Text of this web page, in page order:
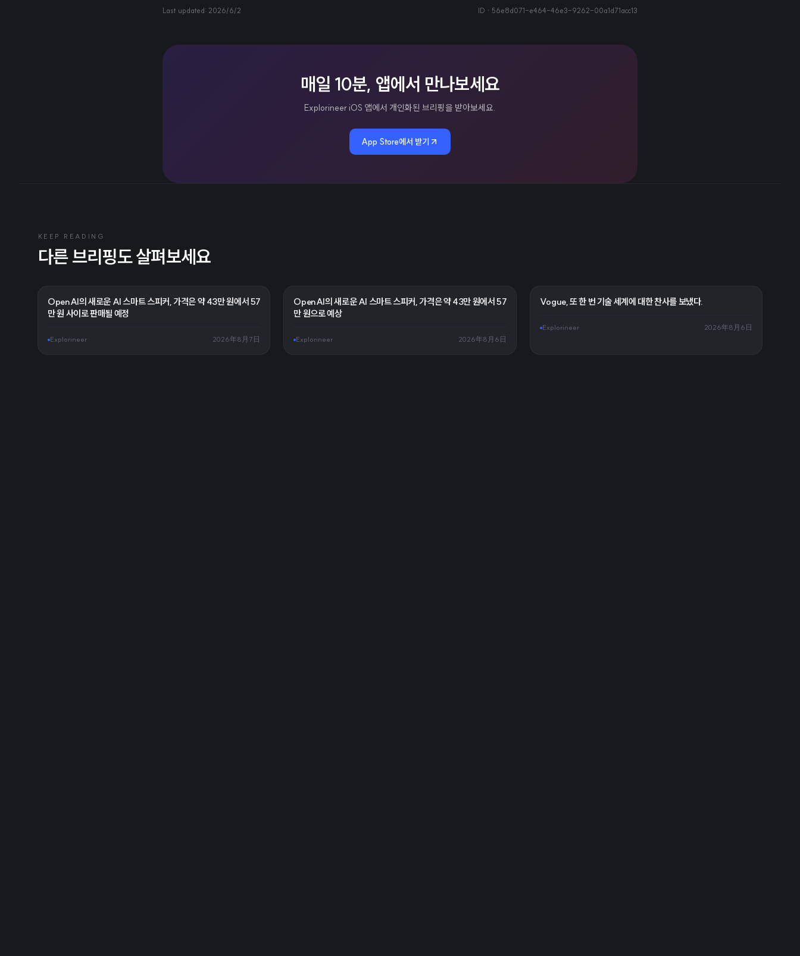
Last updated: 2026/6/2 ID · 56e8d071-e464-46e3-9262-00a1d71acc13
매일 10분, 앱에서 만나보세요
Explorineer iOS 앱에서 개인화된 브리핑을 받아보세요.
App Store에서 받기
KEEP READING
다른 브리핑도 살펴보세요
OpenAI의 새로운 AI 스마트 스피커, 가격은 약 43만 원에서 57
만 원 사이로 판매될 예정
Explorineer 2026年8月7日
OpenAI의 새로운 AI 스마트 스피커, 가격은 약 43만 원에서 57
만 원으로 예상
Explorineer 2026年8月6日
Vogue, 또 한 번 기술 세계에 대한 찬사를 보냈다.
Explorineer 2026年8月6日